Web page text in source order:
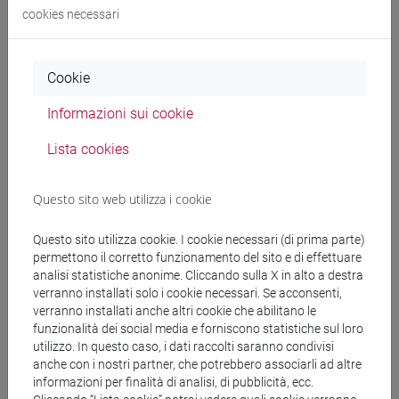
cina/india e sud-est asiatico
Mutua da
ESERCITAZIONI DI LINGUA CINESE 1 MOD. 1B
Struttura generale dell'insegnamento
LINGUA CINESE 1
ESERCITAZIONI DI LINGUA CINESE 1 MOD.
1A
ESERCITAZIONI DI LINGUA CINESE 1
MOD. 1A Tutti
cookies necessari
Cookie
Informazioni sui cookie
Lista cookies
Questo sito web utilizza i cookie
Questo sito utilizza cookie. I cookie necessari (di prima parte)
permettono il corretto funzionamento del sito e di effettuare
analisi statistiche anonime. Cliccando sulla X in alto a destra
verranno installati solo i cookie necessari. Se acconsenti,
verranno installati anche altri cookie che abilitano le
funzionalità dei social media e forniscono statistiche sul loro
utilizzo. In questo caso, i dati raccolti saranno condivisi
anche con i nostri partner, che potrebbero associarli ad altre
informazioni per finalità di analisi, di pubblicità, ecc.